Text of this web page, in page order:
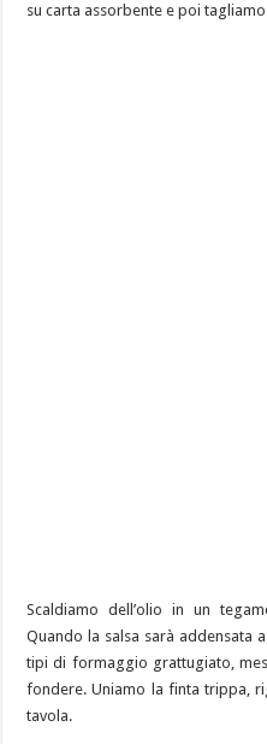
su carta assorbente e poi
Scaldiamo dell’olio in un
Quando la salsa sarà addensata
tipi di formaggio grattugiato,
fondere. Uniamo la finta trippa,
tavola.